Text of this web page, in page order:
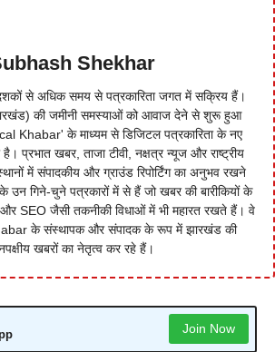
Shekhar
से अधिक समय से पत्रकारिता जगत में सक्रिय हैं।
की जमीनी समस्याओं को आवाज देने से शुरू हुआ
Khabar' के माध्यम से डिजिटल पत्रकारिता के नए
प्रभात खबर, ताजा टीवी, नक्षत्र न्यूज और राष्ट्रीय
में संपादकीय और ग्राउंड रिपोर्टिंग का अनुभव रखने
गिने-चुने पत्रकारों में से हैं जो खबर की बारीकियों के
और SEO जैसी तकनीकी विधाओं में भी महारत रखते हैं। वे
के संस्थापक और संपादक के रूप में झारखंड की
खबरों का नेतृत्व कर रहे हैं।
Join Now